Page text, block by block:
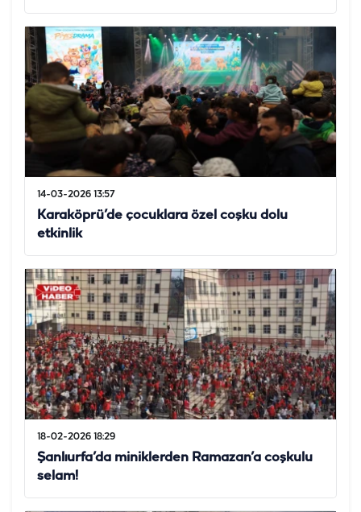
14-03-2026 13:57
Karaköprü’de çocuklara özel coşku dolu
etkinlik
18-02-2026 18:29
Şanlıurfa’da miniklerden Ramazan’a coşkulu
selam!